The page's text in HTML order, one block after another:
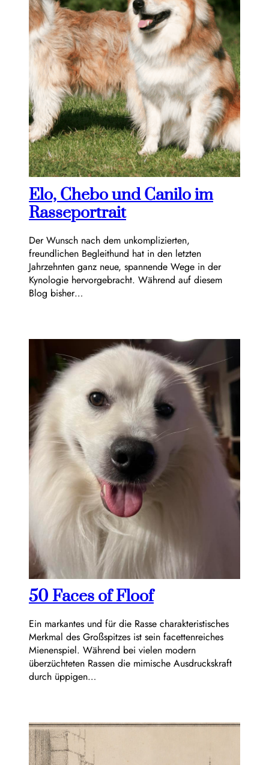
Elo, Chebo und Canilo im
Rasseportrait
Der Wunsch nach dem unkomplizierten,
freundlichen Begleithund hat in den letzten
Jahrzehnten ganz neue, spannende Wege in der
Kynologie hervorgebracht. Während auf diesem
Blog bisher…
50 Faces of Floof
Ein markantes und für die Rasse charakteristisches
Merkmal des Großspitzes ist sein facettenreiches
Mienenspiel. Während bei vielen modern
überzüchteten Rassen die mimische Ausdruckskraft
durch üppigen…